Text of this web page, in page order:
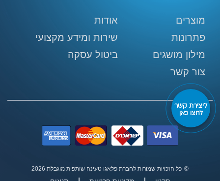
מוצרים
אודות
פתרונות
שירות ומידע מקצועי
מילון מושגים
ביטול עסקה
צור קשר
© כל הזכויות שמורות לחברת פלאגו טעינה שותפות מוגבלת
ליצירת קשר
לחצו כאן